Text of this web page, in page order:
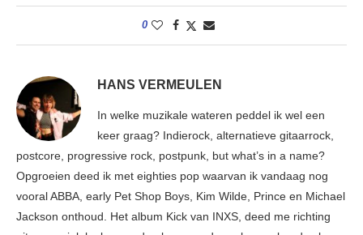
0
HANS VERMEULEN
In welke muzikale wateren peddel ik wel een
keer graag? Indierock, alternatieve gitaarrock,
postcore, progressive rock, postpunk, but what’s in a name?
Opgroeien deed ik met eighties pop waarvan ik vandaag nog
vooral ABBA, early Pet Shop Boys, Kim Wilde, Prince en Michael
Jackson onthoud. Het album Kick van INXS, deed me richting